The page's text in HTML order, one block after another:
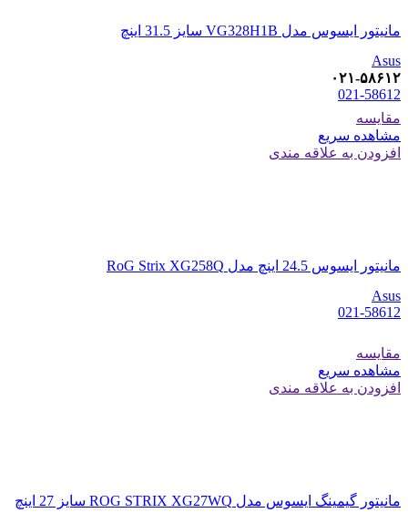
مانیتور ایسوس مدل VG328H1B سایز 31.5 اینچ
Asus
۰۲۱-۵۸۶۱۲
021-58612
مقایسه
مشاهده سریع
افزودن به علاقه مندی
مانیتور ایسوس 24.5 اینچ مدل RoG Strix XG258Q
Asus
021-58612
مقایسه
مشاهده سریع
افزودن به علاقه مندی
مانیتور گیمینگ ایسوس مدل ROG STRIX XG27WQ سایز 27 اینچ